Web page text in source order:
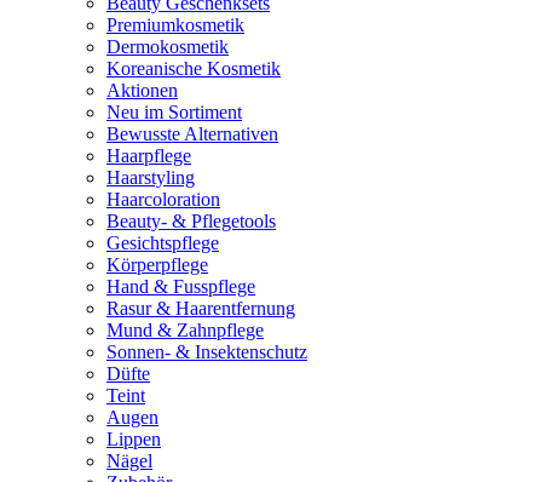
Premiumkosmetik
Dermokosmetik
Koreanische Kosmetik
Aktionen
Neu im Sortiment
Bewusste Alternativen
Haarpflege
Haarstyling
Haarcoloration
Beauty- & Pflegetools
Gesichtspflege
Körperpflege
Hand & Fusspflege
Rasur & Haarentfernung
Mund & Zahnpflege
Sonnen- & Insektenschutz
Düfte
Teint
Augen
Lippen
Nägel